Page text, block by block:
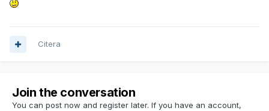
Citera
Join the conversation
You can post now and register later. If you have an account,